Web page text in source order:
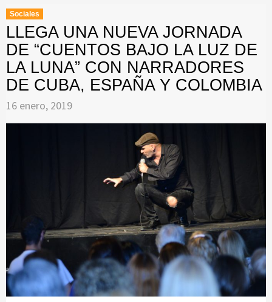
Sociales
LLEGA UNA NUEVA JORNADA
DE “CUENTOS BAJO LA LUZ DE
LA LUNA” CON NARRADORES
DE CUBA, ESPAÑA Y COLOMBIA
16 enero, 2019